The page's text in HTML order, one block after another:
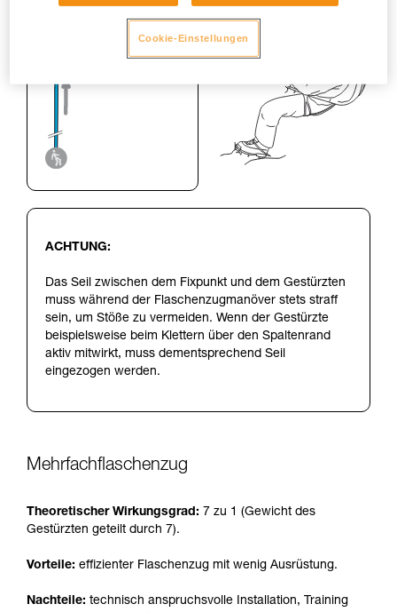
ACHTUNG:
Das Seil zwischen dem Fixpunkt und dem Gestürzten
muss während der Flaschenzugmanöver stets straff
sein, um Stöße zu vermeiden. Wenn der Gestürzte
beispielsweise beim Klettern über den Spaltenrand
aktiv mitwirkt, muss dementsprechend Seil
eingezogen werden.
Mehrfachflaschenzug
Theoretischer Wirkungsgrad: 7 zu 1 (Gewicht des
Gestürzten geteilt durch 7).
Vorteile: effizienter Flaschenzug mit wenig Ausrüstung.
Nachteile: technisch anspruchsvolle Installation, Training
Cookie-Einstellungen